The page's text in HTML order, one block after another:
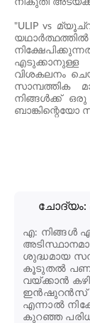
നികുതി
"ULIP vs
എടുക്കാനുള്ള
വിശകലനം
സാമ്പത്തിക
നിങ്ങൾക്ക് ഒരു
എ: നിങ്ങൾ
ശുദ്ധമായ
കൂടുതൽ
വയ്ക്കാൻ
ഇൻഷുറൻസ്
എന്നാൽ
കുറഞ്ഞ